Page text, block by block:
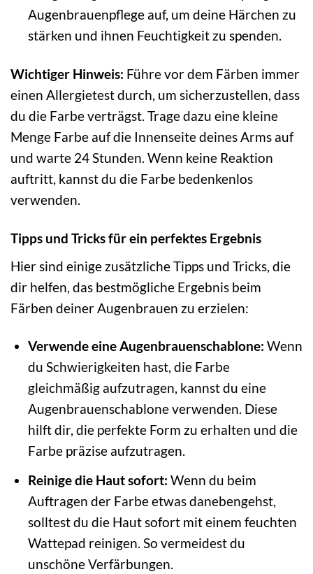
Augenbrauenpflege auf, um deine Härchen zu
stärken und ihnen Feuchtigkeit zu spenden.
Wichtiger Hinweis: Führe vor dem Färben immer
einen Allergietest durch, um sicherzustellen, dass
du die Farbe verträgst. Trage dazu eine kleine
Menge Farbe auf die Innenseite deines Arms auf
und warte 24 Stunden. Wenn keine Reaktion
auftritt, kannst du die Farbe bedenkenlos
verwenden.
Tipps und Tricks für ein perfektes Ergebnis
Hier sind einige zusätzliche Tipps und Tricks, die
dir helfen, das bestmögliche Ergebnis beim
Färben deiner Augenbrauen zu erzielen:
Verwende eine Augenbrauenschablone: Wenn
du Schwierigkeiten hast, die Farbe
gleichmäßig aufzutragen, kannst du eine
Augenbrauenschablone verwenden. Diese
hilft dir, die perfekte Form zu erhalten und die
Farbe präzise aufzutragen.
Reinige die Haut sofort: Wenn du beim
Auftragen der Farbe etwas danebengehst,
solltest du die Haut sofort mit einem feuchten
Wattepad reinigen. So vermeidest du
unschöne Verfärbungen.